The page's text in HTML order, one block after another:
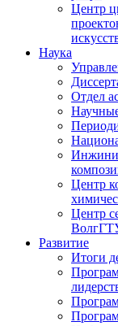
Центр
Наука
Отдел
Центр
Центр
Развитие
Итоги